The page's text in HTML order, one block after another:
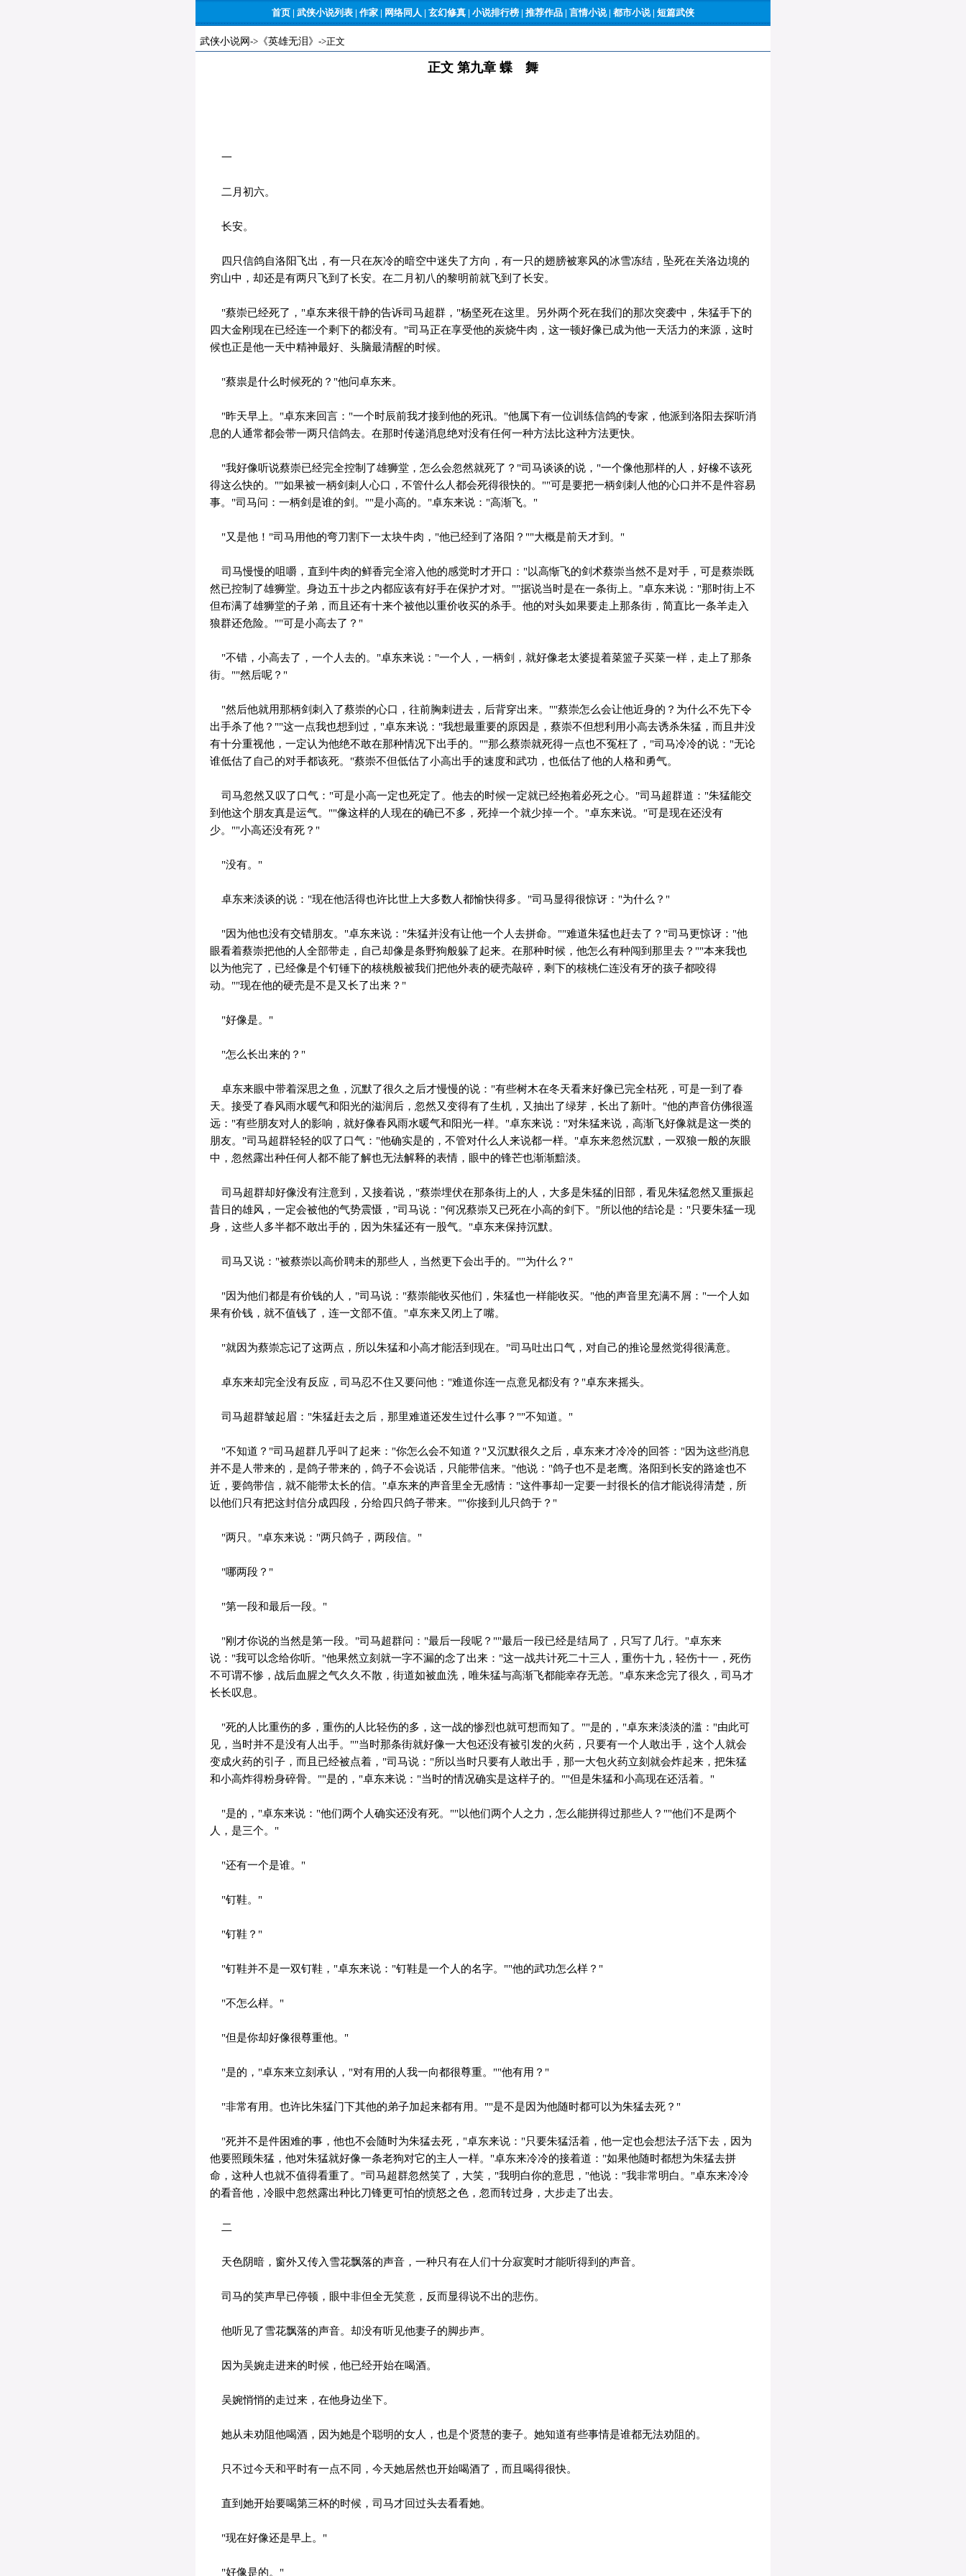
首页 | 武侠小说列表 | 作家 | 网络同人 | 玄幻修真 | 小说排行榜 | 推荐作品 | 言情小说| 都市小说 | 短篇武侠
武侠小说网 -> 《英雄无泪》 ->正文
正文 第九章 蝶 舞
一
二月初六。
长安。
四只信鸽自洛阳飞出，有一只在灰冷的暗空中迷失了方向，有一只的翅膀被寒风的冰雪冻结，坠死在关洛边境的
穷山中，却还是有两只飞到了长安。在二月初八的黎明前就飞到了长安。
"蔡崇已经死了，"卓东来很干静的告诉司马超群，"杨坚死在这里。另外两个死在我们的那次突袭中，朱猛手下的
四大金刚现在已经连一个剩下的都没有。"司马正在享受他的炭烧牛肉，这一顿好像已成为他一天活力的来源，这时
候也正是他一天中精神最好、头脑最清醒的时候。
"蔡祟是什么时候死的？"他问卓东来。
"昨天早上。"卓东来回言："一个时辰前我才接到他的死讯。"他属下有一位训练信鸽的专家，他派到洛阳去探听消
息的人通常都会带一两只信鸽去。在那时传递消息绝对没有任何一种方法比这种方法更快。
"我好像听说蔡崇已经完全控制了雄狮堂，怎么会忽然就死了？"司马谈谈的说，"一个像他那样的人，好橡不该死
得这么快的。""如果被一柄剑刺人心口，不管什么人都会死得很快的。""可是要把一柄剑刺人他的心口并不是件容易
事。"司马问：一柄剑是谁的剑。""是小高的。"卓东来说："高渐飞。"
"又是他！"司马用他的弯刀割下一太块牛肉，"他已经到了洛阳？""大概是前天才到。"
司马慢慢的咀嚼，直到牛肉的鲜香完全溶入他的感觉时才开口："以高惭飞的剑术蔡崇当然不是对手，可是蔡崇既
然已控制了雄狮堂。身边五十步之内都应该有好手在保护才对。""据说当时是在一条街上。"卓东来说："那时街上不
但布满了雄狮堂的子弟，而且还有十来个被他以重价收买的杀手。他的对头如果要走上那条街，简直比一条羊走入
狼群还危险。""可是小高去了？"
"不错，小高去了，一个人去的。"卓东来说："一个人，一柄剑，就好像老太婆提着菜篮子买菜一样，走上了那条
街。""然后呢？"
"然后他就用那柄剑刺入了蔡崇的心口，往前胸刺进去，后背穿出来。""蔡崇怎么会让他近身的？为什么不先下令
出手杀了他？""这一点我也想到过，"卓东来说："我想最重要的原因是，蔡崇不但想利用小高去诱杀朱猛，而且井没
有十分重视他，一定认为他绝不敢在那种情况下出手的。""那么蔡崇就死得一点也不冤枉了，"司马冷冷的说："无论
谁低估了自己的对手都该死。"蔡崇不但低估了小高出手的速度和武功，也低估了他的人格和勇气。
司马忽然又叹了口气："可是小高一定也死定了。他去的时候一定就已经抱着必死之心。"司马超群道："朱猛能交
到他这个朋友真是运气。""像这样的人现在的确已不多，死掉一个就少掉一个。"卓东来说。"可是现在还没有
少。""小高还没有死？"
"没有。"
卓东来淡谈的说："现在他活得也许比世上大多数人都愉快得多。"司马显得很惊讶："为什么？"
"因为他也没有交错朋友。"卓东来说："朱猛并没有让他一个人去拼命。""难道朱猛也赶去了？"司马更惊讶："他
眼看着蔡崇把他的人全部带走，自己却像是条野狗般躲了起来。在那种时候，他怎么有种闯到那里去？""本来我也
以为他完了，已经像是个钉锤下的核桃般被我们把他外表的硬壳敲碎，剩下的核桃仁连没有牙的孩子都咬得
动。""现在他的硬壳是不是又长了出来？"
"好像是。"
"怎么长出来的？"
卓东来眼中带着深思之鱼，沉默了很久之后才慢慢的说："有些树木在冬天看来好像已完全枯死，可是一到了春
天。接受了春风雨水暖气和阳光的滋润后，忽然又变得有了生机，又抽出了绿芽，长出了新叶。"他的声音仿佛很遥
远："有些朋友对人的影响，就好像春风雨水暖气和阳光一样。"卓东来说："对朱猛来说，高渐飞好像就是这一类的
朋友。"司马超群轻轻的叹了口气："他确实是的，不管对什么人来说都一样。"卓东来忽然沉默，一双狼一般的灰眼
中，忽然露出种任何人都不能了解也无法解释的表情，眼中的锋芒也渐渐黯淡。
司马超群却好像没有注意到，又接着说，"蔡崇埋伏在那条街上的人，大多是朱猛的旧部，看见朱猛忽然又重振起
昔日的雄风，一定会被他的气势震慑，"司马说："何况蔡崇又已死在小高的剑下。"所以他的结论是："只要朱猛一现
身，这些人多半都不敢出手的，因为朱猛还有一股气。"卓东来保持沉默。
司马又说："被蔡崇以高价聘未的那些人，当然更下会出手的。""为什么？"
"因为他们都是有价钱的人，"司马说："蔡崇能收买他们，朱猛也一样能收买。"他的声音里充满不屑："一个人如
果有价钱，就不值钱了，连一文部不值。"卓东来又闭上了嘴。
"就因为蔡崇忘记了这两点，所以朱猛和小高才能活到现在。"司马吐出口气，对自己的推论显然觉得很满意。
卓东来却完全没有反应，司马忍不住又要问他："难道你连一点意见都没有？"卓东来摇头。
司马超群皱起眉："朱猛赶去之后，那里难道还发生过什么事？""不知道。"
"不知道？"司马超群几乎叫了起来："你怎么会不知道？"又沉默很久之后，卓东来才冷冷的回答："因为这些消息
并不是人带来的，是鸽子带来的，鸽子不会说话，只能带信来。"他说："鸽子也不是老鹰。洛阳到长安的路途也不
近，要鸽带信，就不能带太长的信。"卓东来的声音里全无感情："这件事却一定要一封很长的信才能说得清楚，所
以他们只有把这封信分成四段，分给四只鸽子带来。""你接到儿只鸽于？"
"两只。"卓东来说："两只鸽子，两段信。"
"哪两段？"
"第一段和最后一段。"
"刚才你说的当然是第一段。"司马超群问："最后一段呢？""最后一段已经是结局了，只写了几行。"卓东来
说："我可以念给你听。"他果然立刻就一字不漏的念了出来："这一战共计死二十三人，重伤十九，轻伤十一，死伤
不可谓不惨，战后血腥之气久久不散，街道如被血洗，唯朱猛与高渐飞都能幸存无恙。"卓东来念完了很久，司马才
长长叹息。
"死的人比重伤的多，重伤的人比轻伤的多，这一战的惨烈也就可想而知了。""是的，"卓东来淡淡的滥："由此可
见，当时并不是没有人出手。""当时那条街就好像一大包还没有被引发的火药，只要有一个人敢出手，这个人就会
变成火药的引子，而且已经被点着，"司马说："所以当时只要有人敢出手，那一大包火药立刻就会炸起来，把朱猛
和小高炸得粉身碎骨。""是的，"卓东来说："当时的情况确实是这样子的。""但是朱猛和小高现在还活着。"
"是的，"卓东来说："他们两个人确实还没有死。""以他们两个人之力，怎么能拼得过那些人？""他们不是两个
人，是三个。"
"还有一个是谁。"
"钉鞋。"
"钉鞋？"
"钉鞋并不是一双钉鞋，"卓东来说："钉鞋是一个人的名字。""他的武功怎么样？"
"不怎么样。"
"但是你却好像很尊重他。"
"是的，"卓东来立刻承认，"对有用的人我一向都很尊重。""他有用？"
"非常有用。也许比朱猛门下其他的弟子加起来都有用。""是不是因为他随时都可以为朱猛去死？"
"死并不是件困难的事，他也不会随时为朱猛去死，"卓东来说："只要朱猛活着，他一定也会想法子活下去，因为
他要照顾朱猛，他对朱猛就好像一条老狗对它的主人一样。"卓东来冷冷的接着道："如果他随时都想为朱猛去拼
命，这种人也就不值得看重了。"司马超群忽然笑了，大笑，"我明白你的意思，"他说："我非常明白。"卓东来冷冷
的看音他，冷眼中忽然露出种比刀锋更可怕的愤怒之色，忽而转过身，大步走了出去。
二
天色阴暗，窗外又传入雪花飘落的声音，一种只有在人们十分寂寞时才能听得到的声音。
司马的笑声早已停顿，眼中非但全无笑意，反而显得说不出的悲伤。
他听见了雪花飘落的声音。却没有听见他妻子的脚步声。
因为吴婉走进来的时候，他已经开始在喝酒。
吴婉悄悄的走过来，在他身边坐下。
她从未劝阻他喝酒，因为她是个聪明的女人，也是个贤慧的妻子。她知道有些事情是谁都无法劝阻的。
只不过今天和平时有一点不同，今天她居然也开始喝酒了，而且喝得很快。
直到她开始要喝第三杯的时候，司马才回过头去看看她。
"现在好像还是早上。"
"好像是的。"